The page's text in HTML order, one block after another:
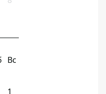
Вс
1